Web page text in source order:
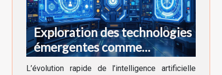
Exploration des technologies
émergentes comme
alternative à ChatGPT
L’évolution rapide de l’intelligence artificielle